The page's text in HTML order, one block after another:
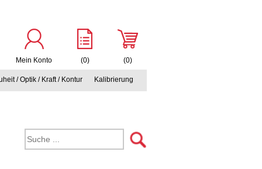
Mein Konto (0) (0)
/ Optik / Kraft / Kontur Kalibrierung